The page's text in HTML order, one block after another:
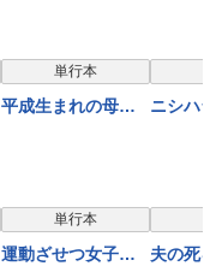
単行本
平成生まれの母、
ニシハ
単行本
運動ざせつ女子が
夫の死